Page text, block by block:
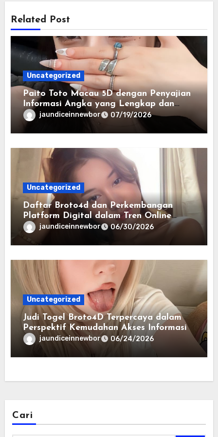
Related Post
Uncategorized
Paito Toto Macau 5D dengan Penyajian
Informasi Angka yang Lengkap dan
Terstruktur
jaundiceinnewbor 07/19/2026
Uncategorized
Daftar Broto4d dan Perkembangan
Platform Digital dalam Tren Online
Masa Kini
jaundiceinnewbor 06/30/2026
Uncategorized
Judi Togel Broto4D Terpercaya dalam
Perspektif Kemudahan Akses Informasi
jaundiceinnewbor 06/24/2026
Cari